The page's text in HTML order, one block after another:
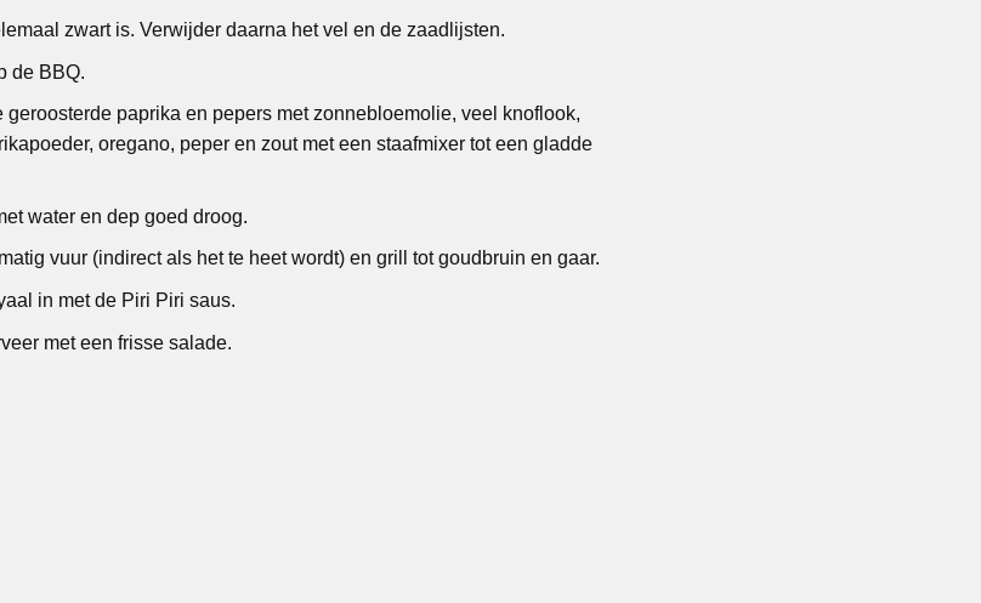
zwart is. Verwijder daarna het vel en de zaadlijsten.
de BBQ.
geroosterde paprika en pepers met zonnebloemolie, veel knoflook,
oregano, peper en zout met een staafmixer tot een gladde
water en dep goed droog.
vuur (indirect als het te heet wordt) en grill tot goudbruin en gaar.
in met de Piri Piri saus.
met een frisse salade.